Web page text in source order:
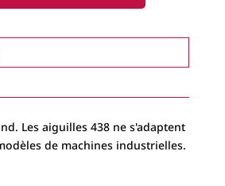
Les aiguilles 438 ne s'adaptent
de machines industrielles.